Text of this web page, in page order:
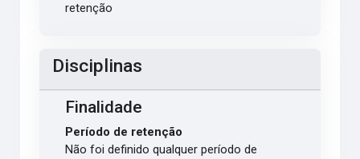
retenção
Disciplinas
Finalidade
Período de retenção
Não foi definido qualquer período de